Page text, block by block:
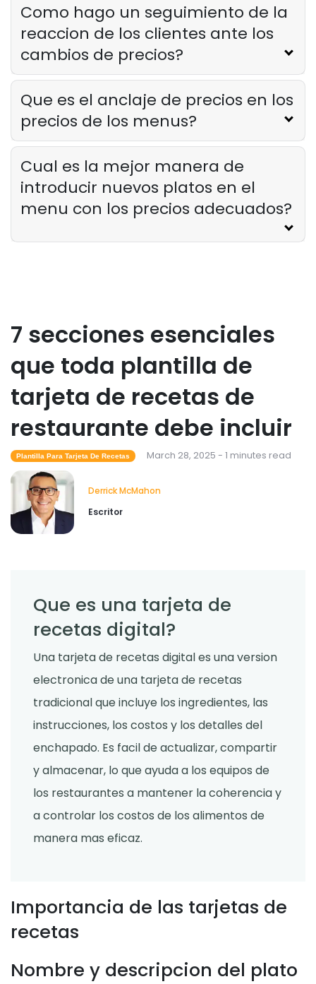
Como hago un seguimiento de la
reaccion de los clientes ante los
cambios de precios?
Que es el anclaje de precios en los
precios de los menus?
Cual es la mejor manera de
introducir nuevos platos en el
menu con los precios adecuados?
7 secciones esenciales
que toda plantilla de
tarjeta de recetas de
restaurante debe incluir
Plantilla Para Tarjeta De Recetas March 28, 2025 - 1 minutes read
Derrick McMahon
Escritor
Que es una tarjeta de
recetas digital?
Una tarjeta de recetas digital es una version
electronica de una tarjeta de recetas
tradicional que incluye los ingredientes, las
instrucciones, los costos y los detalles del
enchapado. Es facil de actualizar, compartir
y almacenar, lo que ayuda a los equipos de
los restaurantes a mantener la coherencia y
a controlar los costos de los alimentos de
manera mas eficaz.
Importancia de las tarjetas de
recetas
Nombre y descripcion del plato